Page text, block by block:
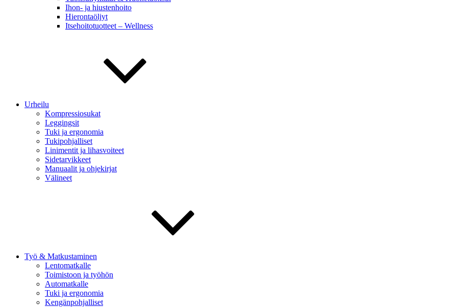
Ihon- ja hiustenhoito
Hierontaöljyt
Itsehoitotuotteet – Wellness
Urheilu
Kompressiosukat
Leggingsit
Tuki ja ergonomia
Tukipohjalliset
Linimentit ja lihasvoiteet
Sidetarvikkeet
Manuaalit ja ohjekirjat
Välineet
Työ & Matkustaminen
Lentomatkalle
Toimistoon ja työhön
Automatkalle
Tuki ja ergonomia
Kengänpohjalliset